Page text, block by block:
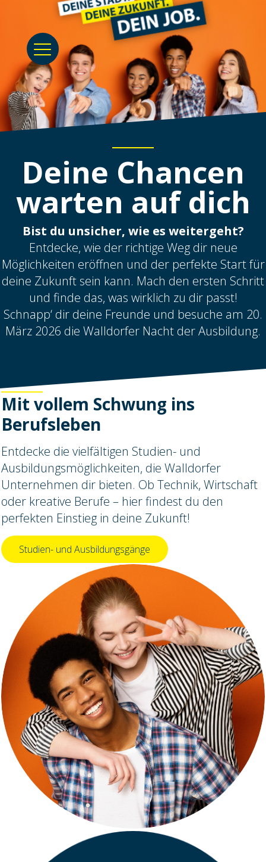
Deine Chancen
warten auf dich
Bist du unsicher, wie es weitergeht?
Entdecke, wie der richtige Weg dir neue
Möglichkeiten eröffnen und der perfekte Start für
deine Zukunft sein kann. Mach den ersten Schritt
und finde das, was wirklich zu dir passt!
Schnapp‘ dir deine Freunde und besuche am 20.
März 2026 die Walldorfer Nacht der Ausbildung.
Mit vollem Schwung ins
Berufsleben
Entdecke die vielfältigen Studien- und
Ausbildungsmöglichkeiten, die Walldorfer
Unternehmen dir bieten. Ob Technik, Wirtschaft
oder kreative Berufe – hier findest du den
perfekten Einstieg in deine Zukunft!
Studien- und Ausbildungsgänge